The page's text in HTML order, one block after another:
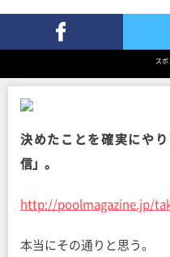
Twitterスポ
決めたことを確実にや
信」。
http://poolmagazine.jp/
本当にその通りと思う。